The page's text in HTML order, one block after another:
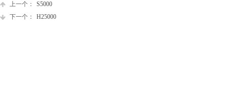
上一个：
S5000
下一个：
H25000